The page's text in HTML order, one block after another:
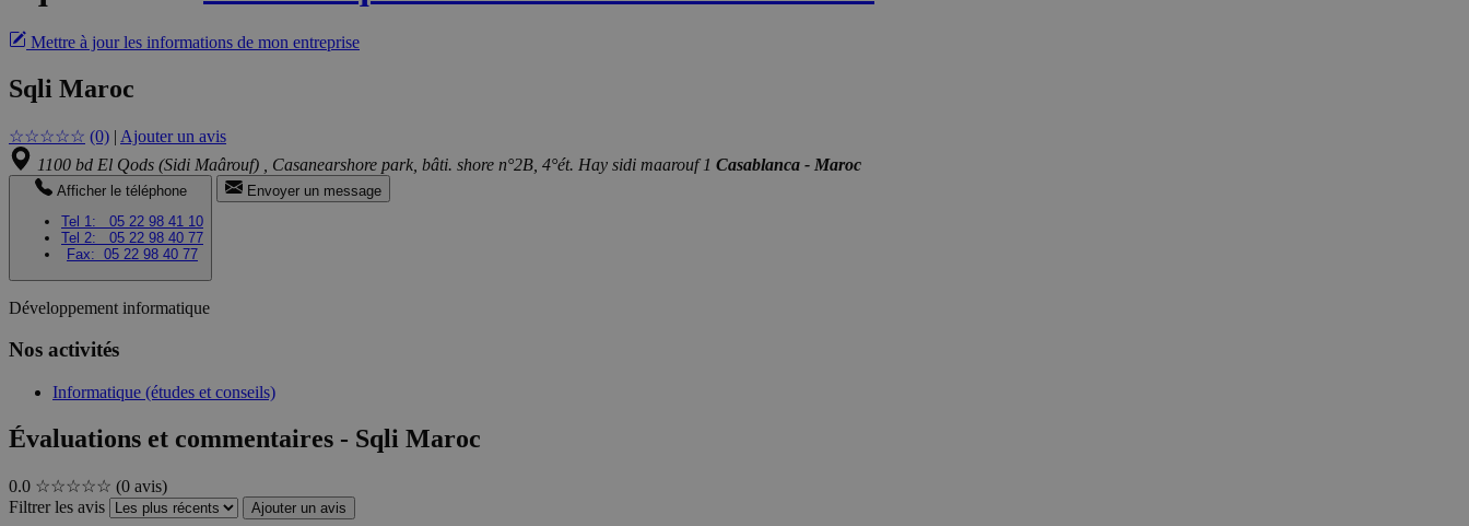
Mettre à jour les informations de mon entreprise
Sqli Maroc
☆☆☆☆☆ (0) | Ajouter un avis
1100 bd El Qods (Sidi Maârouf) , Casanearshore park, bâti. shore n°2B, 4°ét. Hay sidi maarouf 1 Casablanca - Maroc
Afficher le téléphone
Tel 1:
05 22 98 41 10
Tel 2:
05 22 98 40 77
Fax: 05 22 98 40 77
Envoyer un message
Développement informatique
Nos activités
Informatique (études et conseils)
Évaluations et commentaires - Sqli Maroc
0.0 ☆☆☆☆☆ (0 avis)
Filtrer les avis
Ajouter un avis